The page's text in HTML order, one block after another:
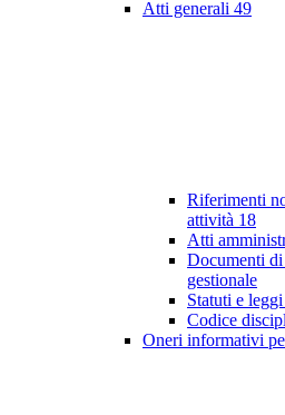
Atti generali 49
Riferimenti
attività 18
Atti
Documenti di
gestionale
Statuti e
Codice
Oneri informativi